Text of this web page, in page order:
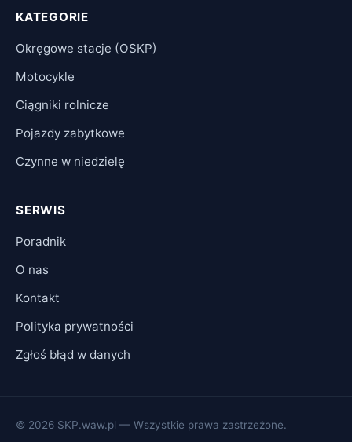
KATEGORIE
Okręgowe stacje (OSKP)
Motocykle
Ciągniki rolnicze
Pojazdy zabytkowe
Czynne w niedzielę
SERWIS
Poradnik
O nas
Kontakt
Polityka prywatności
Zgłoś błąd w danych
© 2026 SKP.waw.pl — Wszystkie prawa zastrzeżone.